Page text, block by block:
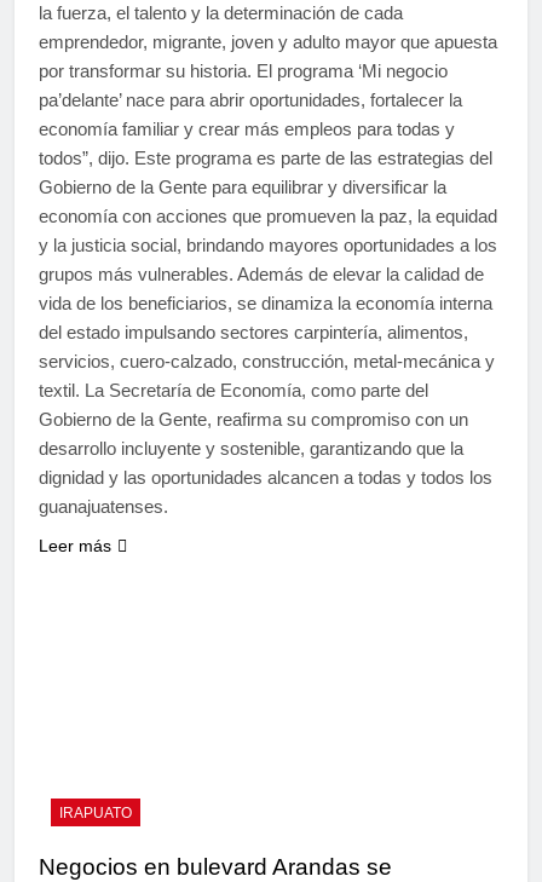
la fuerza, el talento y la determinación de cada
emprendedor, migrante, joven y adulto mayor que apuesta
por transformar su historia. El programa ‘Mi negocio
pa’delante’ nace para abrir oportunidades, fortalecer la
economía familiar y crear más empleos para todas y
todos”, dijo. Este programa es parte de las estrategias del
Gobierno de la Gente para equilibrar y diversificar la
economía con acciones que promueven la paz, la equidad
y la justicia social, brindando mayores oportunidades a los
grupos más vulnerables. Además de elevar la calidad de
vida de los beneficiarios, se dinamiza la economía interna
del estado impulsando sectores carpintería, alimentos,
servicios, cuero-calzado, construcción, metal-mecánica y
textil. La Secretaría de Economía, como parte del
Gobierno de la Gente, reafirma su compromiso con un
desarrollo incluyente y sostenible, garantizando que la
dignidad y las oportunidades alcancen a todas y todos los
guanajuatenses.
Leer más
IRAPUATO
Negocios en bulevard Arandas se